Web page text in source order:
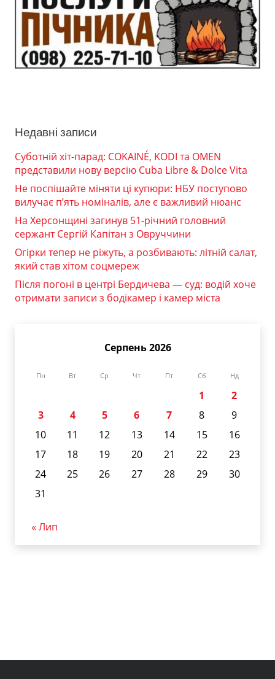
Недавні записи
Суботній хіт-парад: COKAINÉ, KODI та OMEN
представили нову версію Cuba Libre & Dolce Vita
Не поспішайте міняти ці купюри: НБУ поступово
вилучає п’ять номіналів, але є важливий нюанс
На Херсонщині загинув 51-річний головний
сержант Сергій Капітан з Овруччини
Огірки тепер не ріжуть, а розбивають: літній салат,
який став хітом соцмереж
Після погоні в центрі Бердичева — суд: водій хоче
отримати записи з бодікамер і камер міста
Серпень 2026
Пн Вт Ср Чт Пт Сб Нд
1
2
3
4 5 6 7 8
9
10
11 12 13 14 15
16
17
18 19 20 21 22
23
24
25 26 27 28 29
30
31
« Лип